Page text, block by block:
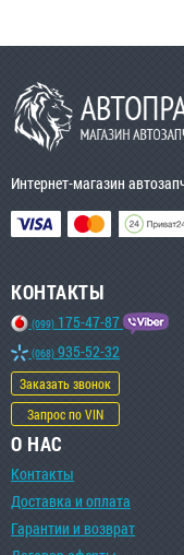
Интернет-магазин
КОНТАКТЫ
(099) 175-47-87
(068) 935-52-32
Заказать звонок
Запрос по VIN
О НАС
Контакты
Доставка и оплата
Гарантии и возврат